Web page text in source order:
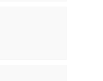
戏等令人激动的
横钗整鬓，倚醉
杯深。帘幕明残